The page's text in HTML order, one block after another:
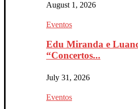
August 1, 2026
Eventos
Edu Miranda e
“Concertos...
July 31, 2026
Eventos